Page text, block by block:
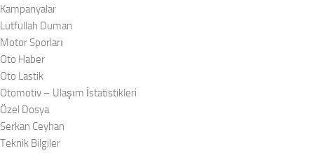
Kampanyalar
Lutfullah Duman
Motor Sporları
Oto Haber
Oto Lastik
Otomotiv – Ulaşım İstatistikleri
Özel Dosya
Serkan Ceyhan
Teknik Bilgiler